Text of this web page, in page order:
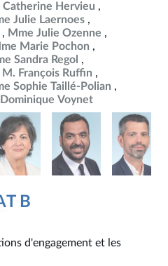
Catherine Hervieu
Julie Laernoes
Mme Julie Ozenne
Marie Pochon
Sandra Regol
M. François Ruffin
Sophie Taillé-Polian
Voynet
B
d'engagement et les